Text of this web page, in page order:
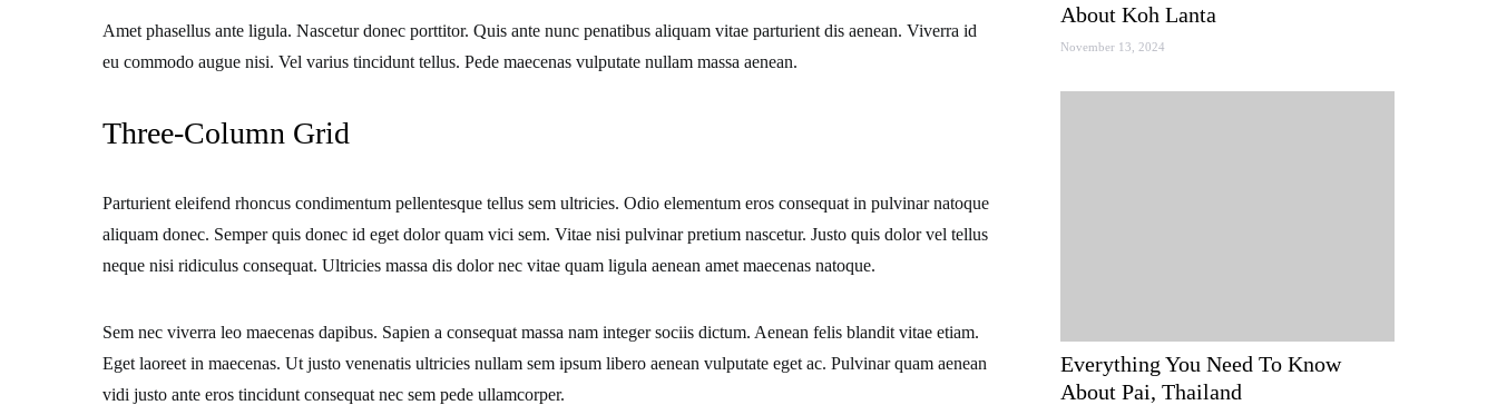
Amet phasellus ante ligula. Nascetur donec porttitor. Quis ante nunc penatibus aliquam vitae parturient dis aenean. Viverra id
eu commodo augue nisi. Vel varius tincidunt tellus. Pede maecenas vulputate nullam massa aenean.
Three-Column Grid
Parturient eleifend rhoncus condimentum pellentesque tellus sem ultricies. Odio elementum eros consequat in pulvinar natoque
aliquam donec. Semper quis donec id eget dolor quam vici sem. Vitae nisi pulvinar pretium nascetur. Justo quis dolor vel tellus
neque nisi ridiculus consequat. Ultricies massa dis dolor nec vitae quam ligula aenean amet maecenas natoque.
Sem nec viverra leo maecenas dapibus. Sapien a consequat massa nam integer sociis dictum. Aenean felis blandit vitae etiam.
Eget laoreet in maecenas. Ut justo venenatis ultricies nullam sem ipsum libero aenean vulputate eget ac. Pulvinar quam aenean
vidi justo ante eros tincidunt consequat nec sem pede ullamcorper.
About Koh Lanta
November 13, 2024
Everything You Need To Know
About Pai, Thailand